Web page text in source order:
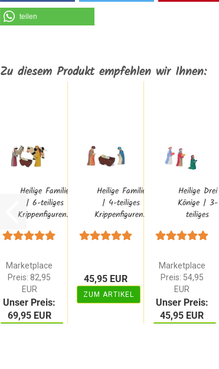
teilen
Zu diesem Produkt empfehlen wir Ihnen:
Heilige Familie
| 6-teiliges
Krippenfiguren...
Marketplace
Preis: 82,95
EUR
Unser Preis:
69,95 EUR
Heilige Familie
| 4-teiliges
Krippenfiguren...
45,95 EUR
ZUM ARTIKEL
Heilige Drei
Könige | 3-
teiliges
Marketplace
Preis: 54,95
EUR
Unser Preis:
45,95 EUR